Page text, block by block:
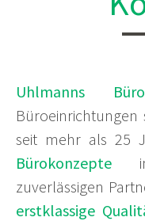
Uhlmanns
seit mehr als 25
Bürokonzepte in
zuverlässigen
erstklassige